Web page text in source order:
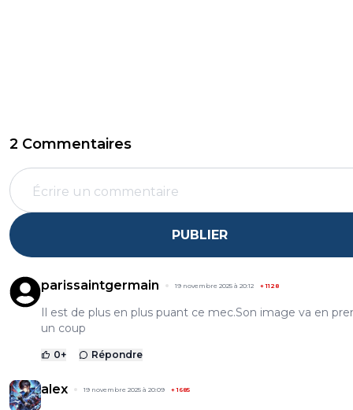
2 Commentaires
PUBLIER
parissaintgermain 19 novembre 2025 à 20:12 +1128
Il est de plus en plus puant ce mec.Son image va en
un coup
0+ Répondre
alex 19 novembre 2025 à 20:09 +1685